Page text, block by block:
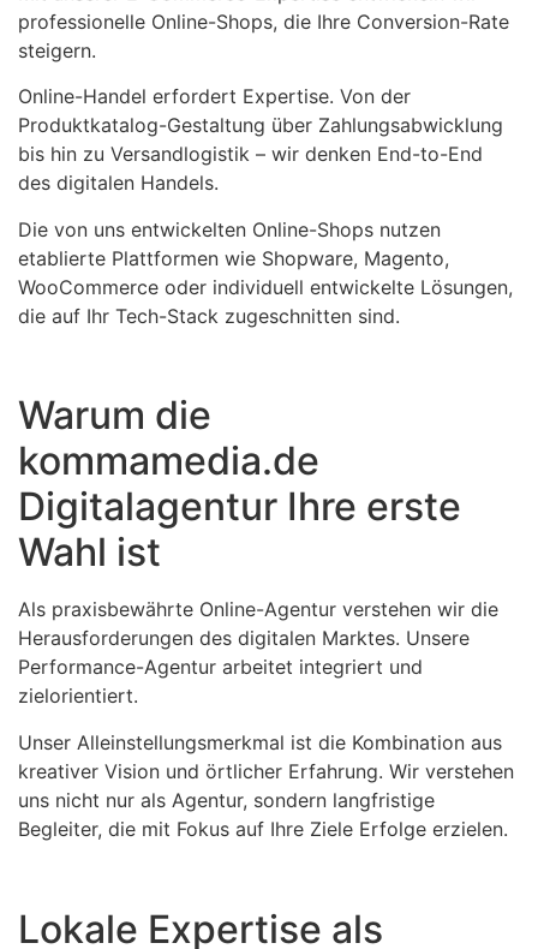
professionelle Online-Shops, die Ihre Conversion-Rate
steigern.
Online-Handel erfordert Expertise. Von der
Produktkatalog-Gestaltung über Zahlungsabwicklung
bis hin zu Versandlogistik – wir denken End-to-End
des digitalen Handels.
Die von uns entwickelten Online-Shops nutzen
etablierte Plattformen wie Shopware, Magento,
WooCommerce oder individuell entwickelte Lösungen,
die auf Ihr Tech-Stack zugeschnitten sind.
Warum die
kommamedia.de
Digitalagentur Ihre erste
Wahl ist
Als praxisbewährte Online-Agentur verstehen wir die
Herausforderungen des digitalen Marktes. Unsere
Performance-Agentur arbeitet integriert und
zielorientiert.
Unser Alleinstellungsmerkmal ist die Kombination aus
kreativer Vision und örtlicher Erfahrung. Wir verstehen
uns nicht nur als Agentur, sondern langfristige
Begleiter, die mit Fokus auf Ihre Ziele Erfolge erzielen.
Lokale Expertise als